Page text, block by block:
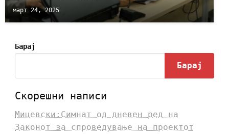
март 24, 2025
Барај
Барај
Скорешни написи
Мицевски:Симнат од дневен ред на
Законот за спроведување на проектот